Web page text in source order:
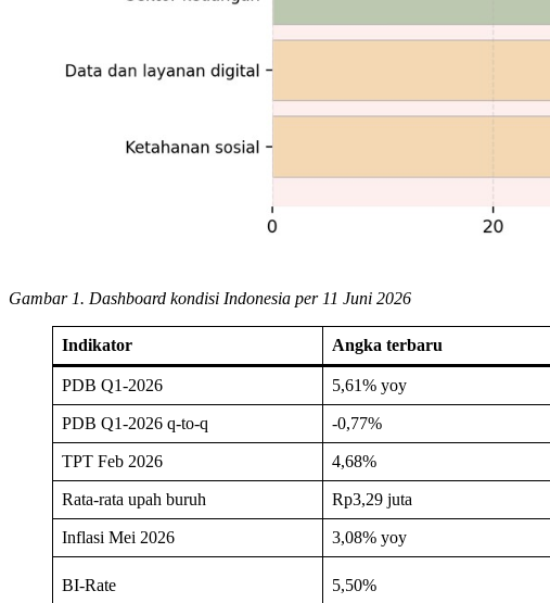
Gambar 1. Dashboard kondisi Indonesia per 11 Juni 2026
Indikator Angka terbaru
PDB Q1-2026 5,61% yoy
PDB Q1-2026 q-to-q -0,77%
TPT Feb 2026 4,68%
Rata-rata upah buruh Rp3,29 juta
Inflasi Mei 2026 3,08% yoy
BI-Rate 5,50%